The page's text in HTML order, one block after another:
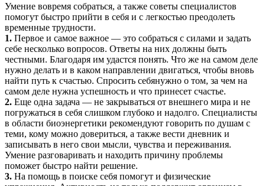
Умение вовремя собраться, а также советы специалистов
помогут быстро прийти в себя и с легкостью преодолеть
временные трудности.
1. Первое и самое важное — это собраться с силами и задать
себе несколько вопросов. Ответы на них должны быть
честными. Благодаря им удастся понять. Что же на самом деле
нужно делать и в каком направлении двигаться, чтобы вновь
найти путь к счастью. Спросить себянужно о том, за чем на
самом деле нужна успешность и что принесет счастье.
2. Еще одна задача — не закрываться от внешнего мира и не
погружаться в себя слишком глубоко и надолго. Специалисты
в области биоэнергетики рекомендуют говорить по душам с
теми, кому можно довериться, а также вести дневник и
записывать в него свои мысли, чувства и переживания.
Умение разговаривать и находить причину проблемы
поможет быстро найти решение.
3. На помощь в поиске себя помогут и физические